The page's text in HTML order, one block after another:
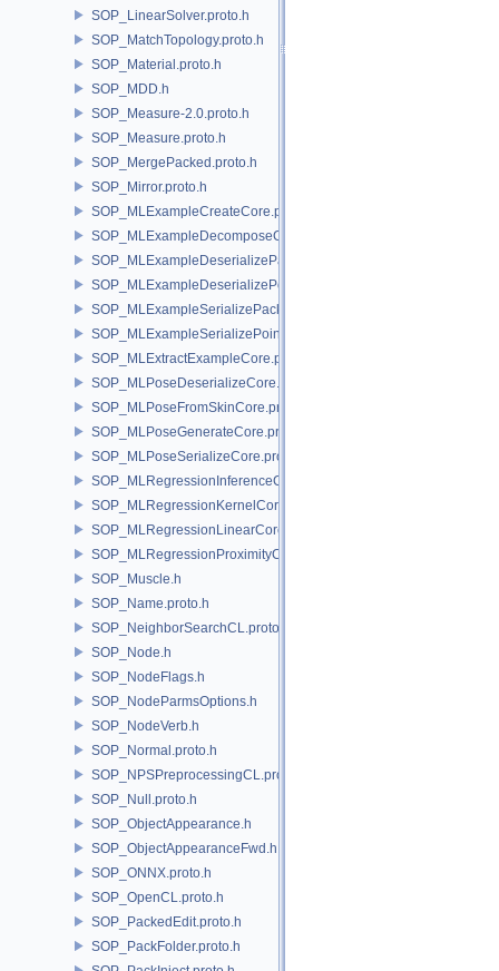
SOP_LinearSolver.proto.h
SOP_MatchTopology.proto.h
SOP_Material.proto.h
SOP_MDD.h
SOP_Measure-2.0.proto.h
SOP_Measure.proto.h
SOP_MergePacked.proto.h
SOP_Mirror.proto.h
SOP_MLExampleCreateCore.proto.h
SOP_MLExampleDecomposeCore.proto.h
SOP_MLExampleDeserializePacked.proto.h
SOP_MLExampleDeserializePoint.proto.h
SOP_MLExampleSerializePacked.proto.h
SOP_MLExampleSerializePoint.proto.h
SOP_MLExtractExampleCore.proto.h
SOP_MLPoseDeserializeCore.proto.h
SOP_MLPoseFromSkinCore.proto.h
SOP_MLPoseGenerateCore.proto.h
SOP_MLPoseSerializeCore.proto.h
SOP_MLRegressionInferenceCore.proto.h
SOP_MLRegressionKernelCore.proto.h
SOP_MLRegressionLinearCore.proto.h
SOP_MLRegressionProximityCore.proto.h
SOP_Muscle.h
SOP_Name.proto.h
SOP_NeighborSearchCL.proto.h
SOP_Node.h
SOP_NodeFlags.h
SOP_NodeParmsOptions.h
SOP_NodeVerb.h
SOP_Normal.proto.h
SOP_NPSPreprocessingCL.proto.h
SOP_Null.proto.h
SOP_ObjectAppearance.h
SOP_ObjectAppearanceFwd.h
SOP_ONNX.proto.h
SOP_OpenCL.proto.h
SOP_PackedEdit.proto.h
SOP_PackFolder.proto.h